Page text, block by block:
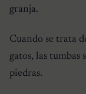
granja.
Cuando se trata
gatos, las tumbas
piedras.